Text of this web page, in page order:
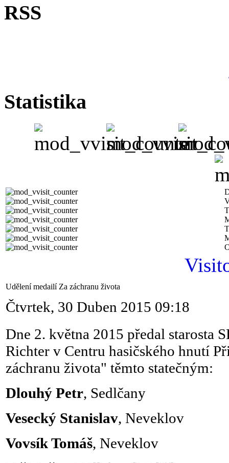
RSS
Statistika
Udělení medailí Za záchranu života
Čtvrtek, 30 Duben 2015 09:18
Dne 2. května 2015 předal starosta
Richter v Centru hasičského hnutí
záchranu života" těmto statečným:
Dlouhý Petr, Sedlčany
Vesecký Stanislav, Neveklov
Vovsík Tomáš, Neveklov